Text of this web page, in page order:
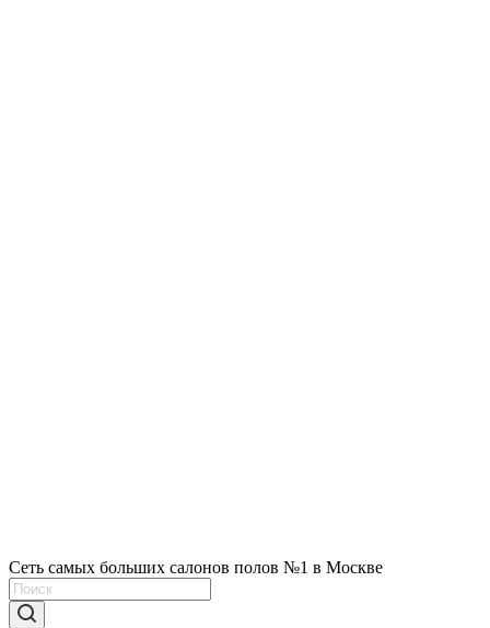
Сеть самых больших салонов полов №1 в Москве